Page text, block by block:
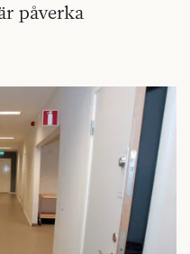
påverka